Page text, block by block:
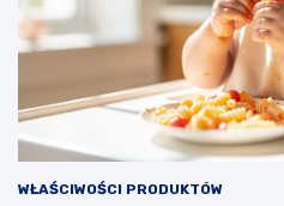
WŁAŚCIWOŚCI PRODUKTÓW